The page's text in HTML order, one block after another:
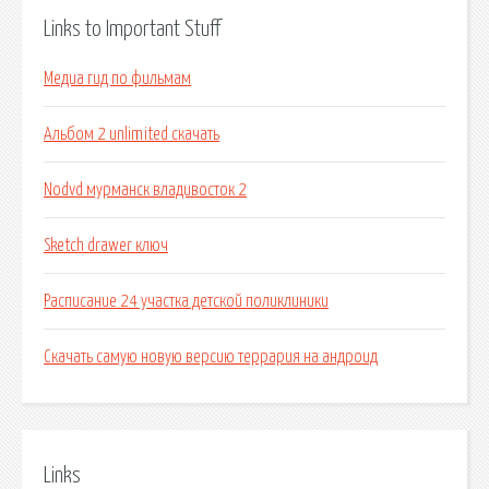
Links to Important Stuff
Медиа гид по фильмам
Альбом 2 unlimited скачать
Nodvd мурманск владивосток 2
Sketch drawer ключ
Расписание 24 участка детской поликлиники
Скачать самую новую версию террария на андроид
Links